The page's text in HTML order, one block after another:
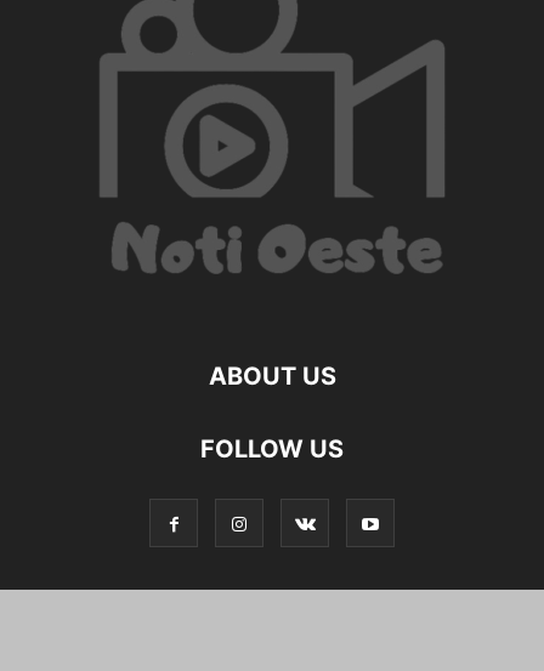
ABOUT US
FOLLOW US